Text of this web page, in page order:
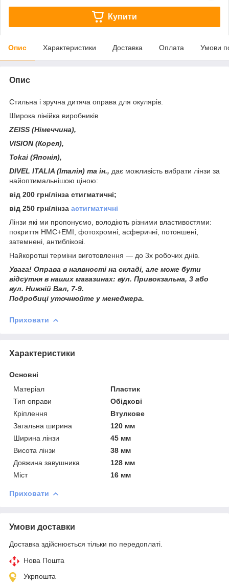
Купити
Опис Характеристики Доставка Оплата Умови
Опис
Стильна і зручна дитяча оправа для окулярів.
Широка лінійка виробників
ZEISS (Німеччина),
VISION (Корея),
Tokai (Японія),
DIVEL ITALIA (Італія) та ін., дає можливість вибрати лінзи за
найоптимальнішою ціною:
від 200 грн/лінза стигматичні;
від 250 грн/лінза астигматичні
Лінзи які ми пропонуємо, володіють різними властивостями:
покриття HMC+EMI, фотохромні, асферичні, потоншені,
затемнені, антиблікові.
Найкоротші терміни виготовлення ― до 3х робочих днів.
Увага! Оправа в наявності на складі, але може бути
відсутня в наших магазинах: вул. Привокзальна, 3 або
вул. Нижній Вал, 7-9.
Подробиці уточнюйте у менеджера.
Приховати
Характеристики
Основні
Матеріал
Пластик
Тип оправи
Обідкові
Кріплення
Втулкове
Загальна ширина
120 мм
Ширина лінзи
45 мм
Висота лінзи
38 мм
Довжина завушника
128 мм
Міст
16 мм
Приховати
Умови доставки
Доставка здійснюється тільки по передоплаті.
Нова Пошта
Укрпошта